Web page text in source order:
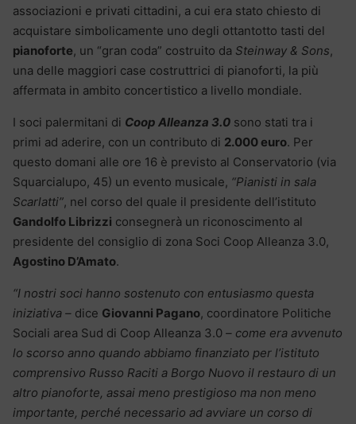
associazioni e privati cittadini, a cui era stato chiesto di
acquistare simbolicamente uno degli ottantotto tasti del
pianoforte, un “gran coda” costruito da Steinway & Sons,
una delle maggiori case costruttrici di pianoforti, la più
affermata in ambito concertistico a livello mondiale.
I soci palermitani di Coop Alleanza 3.0 sono stati tra i
primi ad aderire, con un contributo di 2.000 euro. Per
questo domani alle ore 16 è previsto al Conservatorio (via
Squarcialupo, 45) un evento musicale, “Pianisti in sala
Scarlatti”, nel corso del quale il presidente dell’istituto
Gandolfo Librizzi consegnerà un riconoscimento al
presidente del consiglio di zona Soci Coop Alleanza 3.0,
Agostino D’Amato.
“I nostri soci hanno sostenuto con entusiasmo questa
iniziativa – dice Giovanni Pagano, coordinatore Politiche
Sociali area Sud di Coop Alleanza 3.0 – come era avvenuto
lo scorso anno quando abbiamo finanziato per l’istituto
comprensivo Russo Raciti a Borgo Nuovo il restauro di un
altro pianoforte, assai meno prestigioso ma non meno
importante, perché necessario ad avviare un corso di